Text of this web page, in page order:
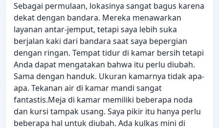
Sebagai permulaan, lokasinya sangat bagus karena
dekat dengan bandara. Mereka menawarkan
layanan antar-jemput, tetapi saya lebih suka
berjalan kaki dari bandara saat saya bepergian
dengan ringan. Tempat tidur di kamar bersih tetapi
Anda dapat mengatakan bahwa itu perlu diubah.
Sama dengan handuk. Ukuran kamarnya tidak apa-
apa. Tekanan air di kamar mandi sangat
fantastis.Meja di kamar memiliki beberapa noda
dan kursi tampak usang. Saya pikir itu hanya perlu
beberapa hal untuk diubah. Ada kulkas mini di